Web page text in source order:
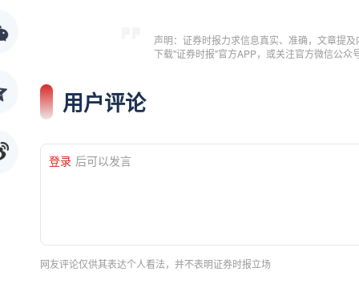
声明：证券时报力求信息真实、准确，文章提
下载"证券时报"官方APP，或关注官方微信公
用户评论
登录 后可以发言
网友评论仅供其表达个人看法，并不表明证券时报立场